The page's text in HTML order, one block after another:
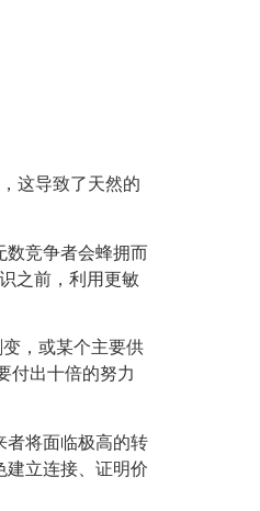
这导致了天然的
数竞争者会蜂拥而
之前，利用更敏
，或某个主要供
付出十倍的努力
者将面临极高的转
立连接、证明价